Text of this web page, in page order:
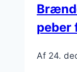
peber
Af 24.